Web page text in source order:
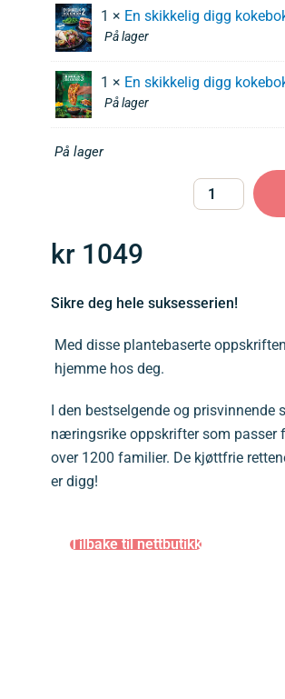
1 × En skikkelig digg
På lager
1 × En skikkelig digg
På lager
På lager
kr 1049
Sikre deg hele suksesserien!
Med disse plantebaserte
hjemme hos deg.
I den bestselgende og prisvinnende
næringsrike oppskrifter som passer
over 1200 familier. De kjøttfrie
er digg!
Tilbake til nettbutikk